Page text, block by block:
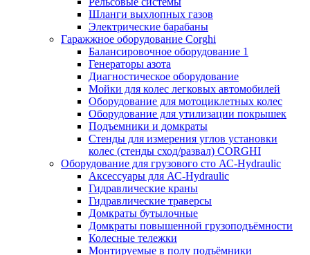
Шланги выхлопных газов
Электрические барабаны
Гаражжное оборудование Corghi
Балансировочное оборудование 1
Генераторы азота
Диагностическое оборудование
Мойки для колес легковых автомобилей
Оборудование для мотоциклетных колес
Оборудование для утилизации покрышек
Подъемники и домкраты
Стенды для измерения углов установки
колес (стенды сход/развал) CORGHI
Оборудование для грузового сто АС-Hydraulic
Аксессуары для АС-Hydraulic
Гидравлические краны
Гидравлические траверсы
Домкраты бутылочные
Домкраты повышенной грузоподъёмности
Колесные тележки
Монтируемые в полу подъёмники